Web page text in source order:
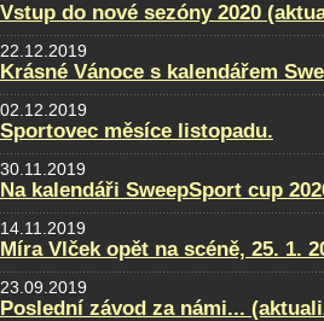
Vstup do nové sezóny 2020
22.12.2019
Krásné Vánoce s kalendářem
02.12.2019
Sportovec měsíce listopadu.
30.11.2019
Na kalendáři SweepSport cup
14.11.2019
Míra Vlček opět na scéně, 25. 1.
23.09.2019
Poslední závod za námi...